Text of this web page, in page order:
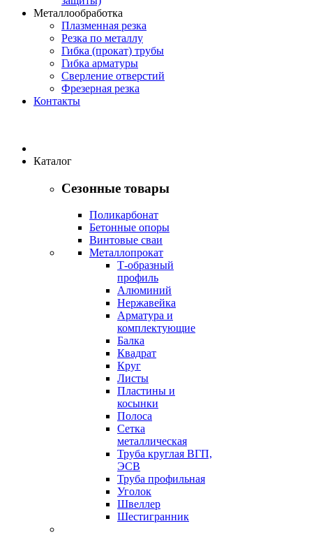
Металлообработка
Плазменная резка
Резка по металлу
Гибка (прокат) трубы
Гибка арматуры
Сверление отверстий
Фрезерная резка
Контакты
Каталог
Сезонные товары
Поликарбонат
Бетонные опоры
Винтовые сваи
Металлопрокат
Т-образный
профиль
Алюминий
Нержавейка
Арматура и
комплектующие
Балка
Квадрат
Круг
Листы
Пластины и
косынки
Полоса
Сетка
металлическая
Труба круглая ВГП,
ЭСВ
Труба профильная
Уголок
Швеллер
Шестигранник